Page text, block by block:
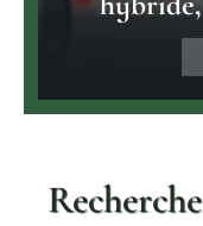
Recherche